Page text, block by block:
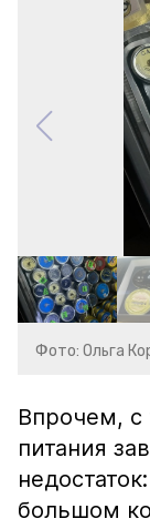
Фото: Ольга
Впрочем, с
питания
большом